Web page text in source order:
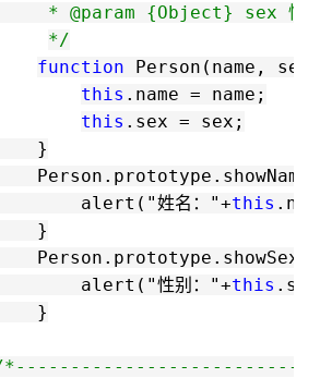
*/
function
this .name =
this .sex =
Person.prototype.showName
alert(
"姓名： "+this
Person.prototype.showSex
alert(
"性别： "+this
*